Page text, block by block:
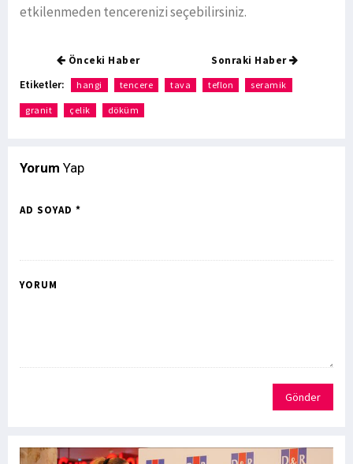
etkilenmeden tencerenizi seçebilirsiniz.
Önceki Haber Sonraki Haber
Etiketler: hangi tencere tava teflon seramik
granit çelik döküm
Yorum Yap
AD SOYAD *
YORUM
Gönder